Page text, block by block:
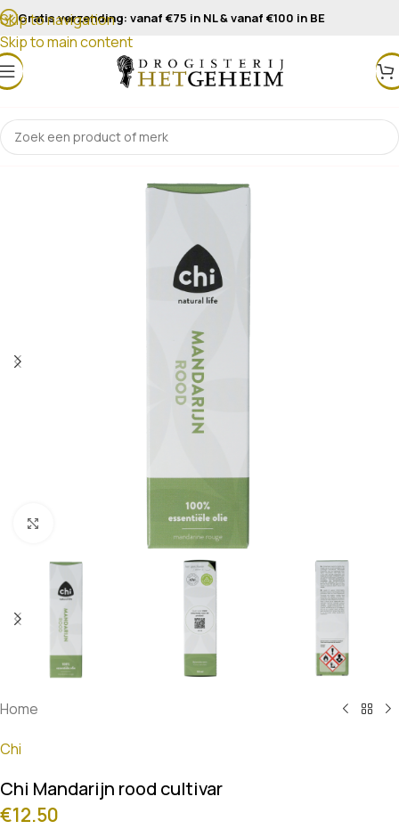
Skip to navigation
Skip to main content
Gratis verzending: vanaf €75 in NL & vanaf €100 in BE
Klik om te vergroten
Home
Chi
Chi Mandarijn rood cultivar
€12.50